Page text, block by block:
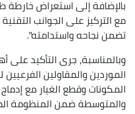
بالإضافة إلى استعراض خارطة
مع التركيز على الجوانب التقنية
تضمن نجاحه واستدامته".
وبالمناسبة، جرى التأكيد
الموردين والمقاولين الفرعيين
المكونات وقطع الغيار مع
والمتوسطة ضمن المنظومة